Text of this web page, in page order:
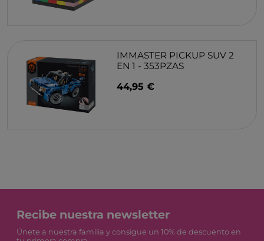
IMMASTER PICKUP SUV 2
EN 1 - 353PZAS
44,95 €
Recibe nuestra newsletter
Únete a nuestra familia y consigue un 10% de descuento en